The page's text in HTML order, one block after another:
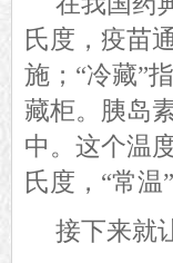
氏度，疫苗
施；“冷藏”
藏柜。胰岛
中。这个温
氏度，“常
接下来就